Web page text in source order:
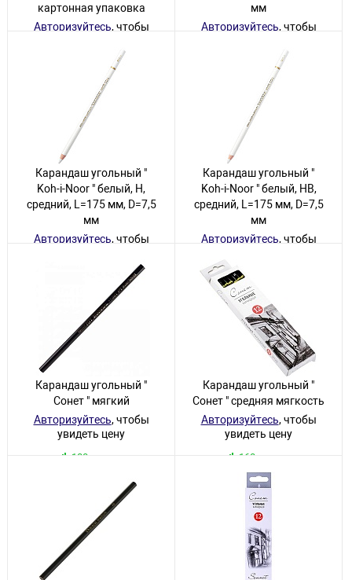
картонная упаковка
Авторизуйтесь, чтобы
27 товаров
мм
Авторизуйтесь, чтобы
36 товаров
Карандаш угольный "
Koh-i-Noor " белый, H,
средний, L=175 мм, D=7,5
мм
Авторизуйтесь, чтобы
Карандаш угольный "
Koh-i-Noor " белый, HB,
средний, L=175 мм, D=7,5
мм
Авторизуйтесь, чтобы
48 товаров
Карандаш угольный "
Сонет " мягкий
Авторизуйтесь, чтобы
увидеть цену
180 товаров
Карандаш угольный "
Сонет " средняя мягкость
Авторизуйтесь, чтобы
увидеть цену
168 товаров